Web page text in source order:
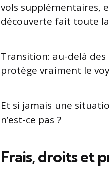
vols supplémentaires,
découverte fait toute
Transition: au-delà
protège vraiment le
Et si jamais une
n’est-ce pas ?
Frais, droits et